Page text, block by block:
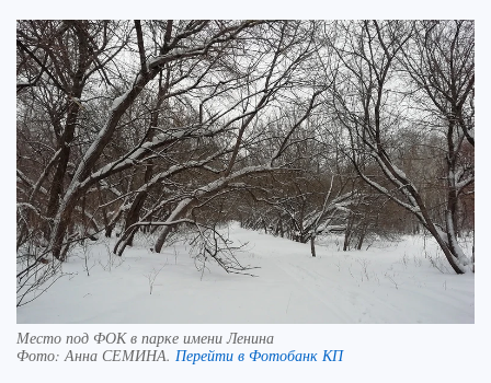
Место под ФОК в парке имени Ленина
Фото:Анна СЕМИНА. Перейти в Фотобанк КП